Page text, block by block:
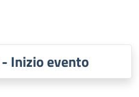
Inizio evento